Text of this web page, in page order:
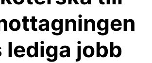
lediga jobb